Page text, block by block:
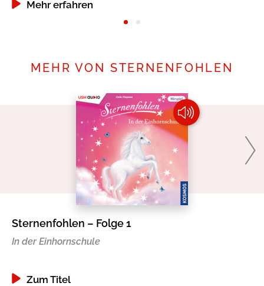
Mehr erfahren
MEHR VON STERNENFOHLEN
Sternenfohlen – Folge 1
In der Einhornschule
Zum Titel